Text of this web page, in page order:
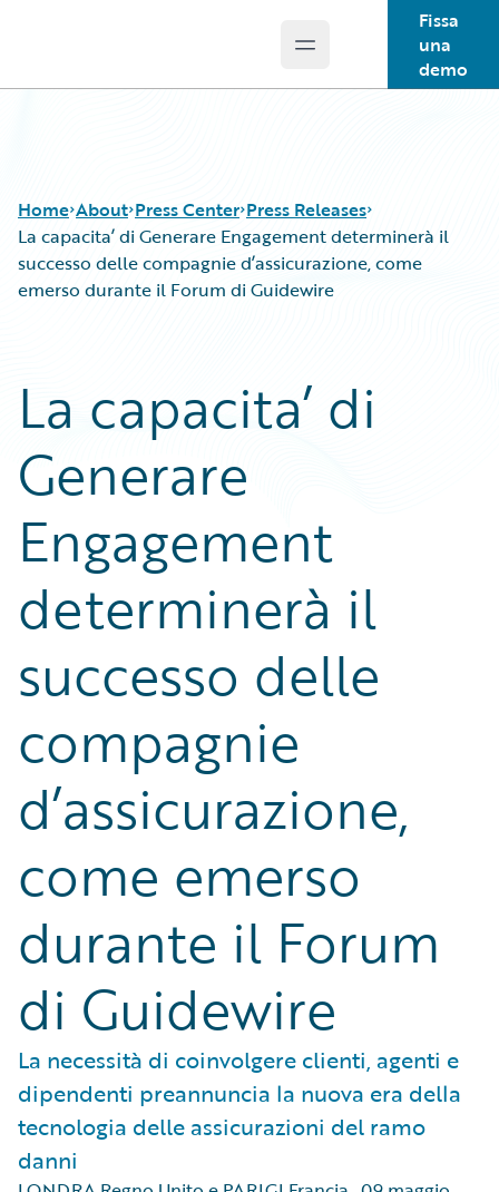
Open main menu
Fissa
una
demo
Home About Press Center Press Releases
La capacita’ di Generare Engagement determinerà il
successo delle compagnie d’assicurazione, come
emerso durante il Forum di Guidewire
La capacita’ di
Generare
Engagement
determinerà il
successo delle
compagnie
d’assicurazione,
come emerso
durante il Forum
di Guidewire
La necessità di coinvolgere clienti, agenti e
dipendenti preannuncia la nuova era della
tecnologia delle assicurazioni del ramo
danni